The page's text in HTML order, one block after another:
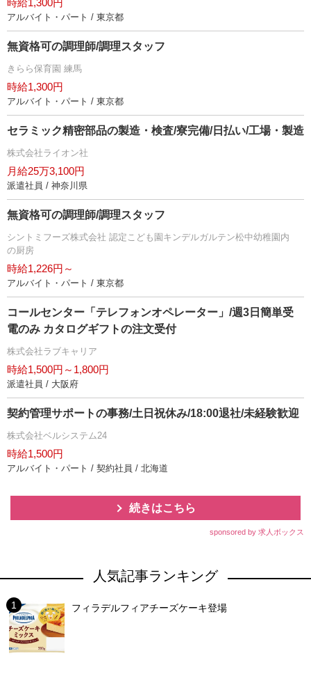
アルバイト・パート / 東京都
無資格可の調理師/調理スタッフ
きらら保育園 練馬
時給1,300円
アルバイト・パート / 東京都
セラミック精密部品の製造・検査/寮完備/日払い/工場・製造
株式会社ライオン社
月給25万3,100円
派遣社員 / 神奈川県
無資格可の調理師/調理スタッフ
シントミフーズ株式会社 認定こども園キンデルガルテン松中幼稚園内
の厨房
時給1,226円～
アルバイト・パート / 東京都
コールセンター「テレフォンオペレーター」/週3日簡単受
電のみ カタログギフトの注文受付
株式会社ラブキャリア
時給1,500円～1,800円
派遣社員 / 大阪府
契約管理サポートの事務/土日祝休み/18:00退社/未経験歓迎
株式会社ベルシステム24
時給1,500円
アルバイト・パート / 契約社員 / 北海道
続きはこちら
sponsored by 求人ボックス
人気記事ランキング
フィラデルフィアチーズケーキ登場